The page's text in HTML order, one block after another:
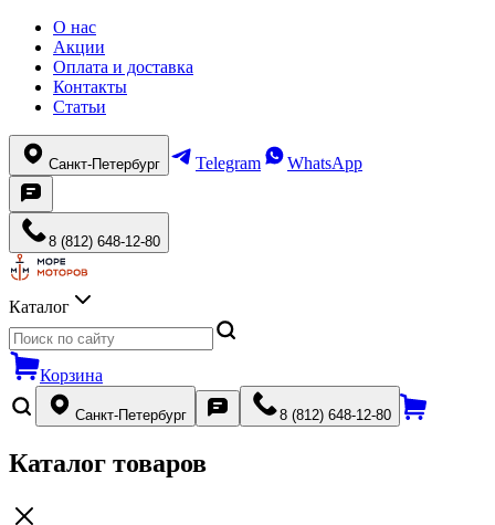
О нас
Акции
Оплата и доставка
Контакты
Статьи
Санкт-Петербург Telegram WhatsApp
8 (812) 648-12-80
Каталог
Корзина
Санкт-Петербург 8 (812) 648-12-80
Каталог товаров